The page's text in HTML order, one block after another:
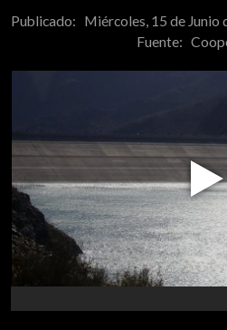
Publicado: Miércoles, 15 de Junio
Fuente:
Play
Video